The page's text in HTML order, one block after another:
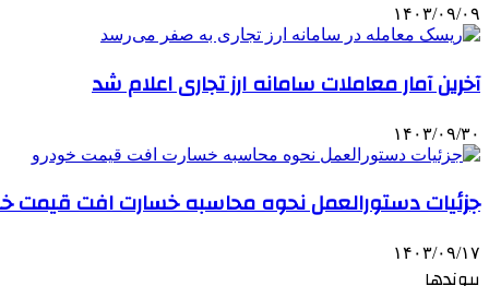
۱۴۰۳/۰۹/۰۹
آخرین آمار معاملات سامانه ارز تجاری اعلام شد
۱۴۰۳/۰۹/۳۰
جزئیات دستورالعمل نحوه محاسبه خسارت افت قیمت
۱۴۰۳/۰۹/۱۷
پیوندها